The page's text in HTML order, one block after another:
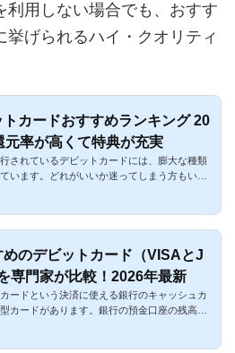
利用しない場合でも、おすす
挙げられるハイ・クオリティ
トカードおすすめランキング 20
元率が高くて特典が充実
されているデビットカードには、膨大な種類
います。どれがいいか迷ってしまう方もいら
めのデビットカード（VISAとJ
専門家が比較！2026年最新
ードという決済に使える銀行のキャッシュカ
カードがあります。銀行の預金口座の残高か